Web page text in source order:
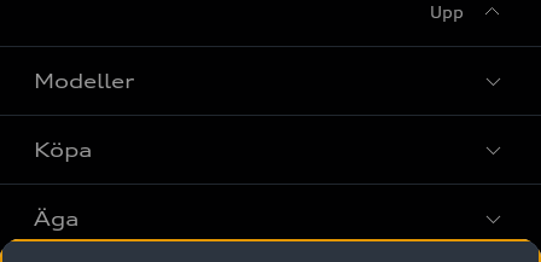
Upp
Modeller
Alla modeller
Elbilar
Köpa
Privaterbjudanden
Äga